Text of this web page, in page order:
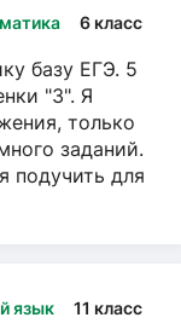
6 класс
базу ЕГЭ. 5
"3". Я
только
заданий.
подучить для
язык 11 класс